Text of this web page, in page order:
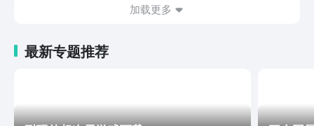
加载更多
最新专题推荐